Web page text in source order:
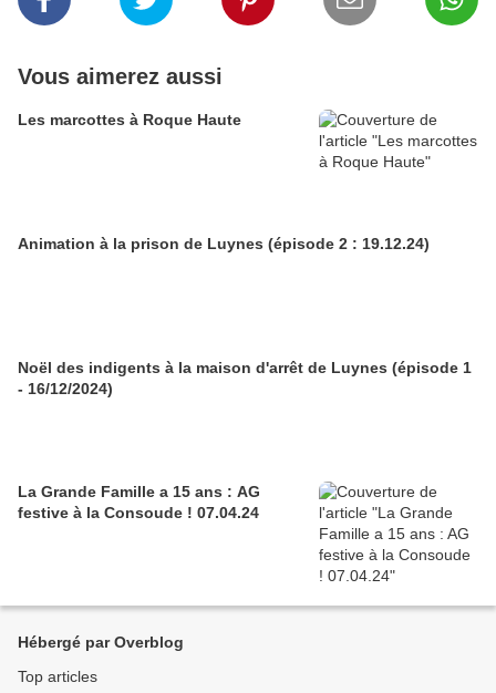
Vous aimerez aussi
Les marcottes à Roque Haute
Animation à la prison de Luynes (épisode 2 : 19.12.24)
Noël des indigents à la maison d'arrêt de Luynes (épisode 1
- 16/12/2024)
La Grande Famille a 15 ans : AG
festive à la Consoude ! 07.04.24
Hébergé par Overblog
Top articles